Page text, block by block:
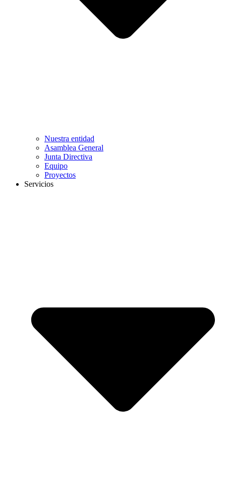
Nuestra entidad
Asamblea General
Junta Directiva
Equipo
Proyectos
Servicios